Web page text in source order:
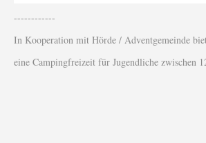
------------
In Kooperation mit Hörde / Adventgemeinde
eine Campingfreizeit für Jugendliche zwischen